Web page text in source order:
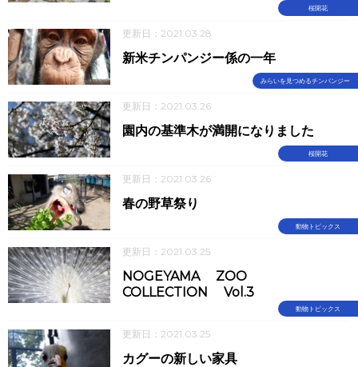
桜開花
更新日：2021.03.28
みらいを見つめるチンパンジー
新米チンパンジー係の一年
更新日：2021.03.26
桜開花
園内の基準木が満開になりました
更新日：2021.03.26
動物トピックス
春の野草祭り
更新日：2021.03.25
動物トピックス
NOGEYAMA ZOO
COLLECTION Vol.3
更新日：2021.03.25
カグーの新しい家具